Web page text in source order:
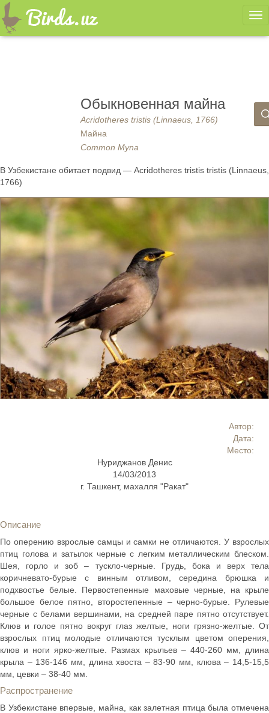
Обыкновенная майна
Acridotheres tristis (Linnaeus, 1766)
Майна
Common Myna
В Узбекистане обитает подвид — Acridotheres tristis tristis (Linnaeus,
1766)
Автор:
Дата:
Место:
Нуриджанов Денис
14/03/2013
г. Ташкент, махалля "Ракат"
Описание
По оперению взрослые самцы и самки не отличаются. У взрослых
птиц голова и затылок черные с легким металлическим блеском.
Шея, горло и зоб – тускло-черные. Грудь, бока и верх тела
коричневато-бурые с винным отливом, середина брюшка и
подхвостье белые. Первостепенные маховые черные, на крыле
большое белое пятно, второстепенные – черно-бурые. Рулевые
черные с белами вершинами, на средней паре пятно отсутствует.
Клюв и голое пятно вокруг глаз желтые, ноги грязно-желтые. От
взрослых птиц молодые отличаются тусклым цветом оперения,
клюв и ноги ярко-желтые. Размах крыльев – 440-260 мм, длина
крыла – 136-146 мм, длина хвоста – 83-90 мм, клюва – 14,5-15,5
мм, цевки – 38-40 мм.
Распространение
В Узбекистане впервые, майна, как залетная птица была отмечена